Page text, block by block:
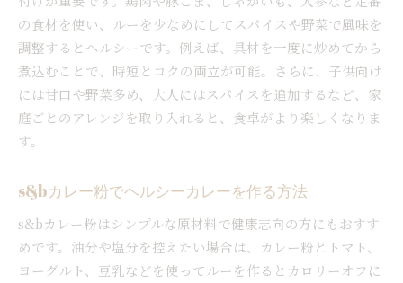
の食材を使い、ルーを少なめにしてスパイスや野菜で風味を
調整するとヘルシーです。例えば、具材を一度に炒めてから
煮込むことで、時短とコクの両立が可能。さらに、子供向け
には甘口や野菜多め、大人にはスパイスを追加するなど、家
庭ごとのアレンジを取り入れると、食卓がより楽しくなりま
す。
s&bカレー粉でヘルシーカレーを作る方法
s&bカレー粉はシンプルな原材料で健康志向の方にもおすす
めです。油分や塩分を控えたい場合は、カレー粉とトマト、
ヨーグルト、豆乳などを使ってルーを作るとカロリーオフに